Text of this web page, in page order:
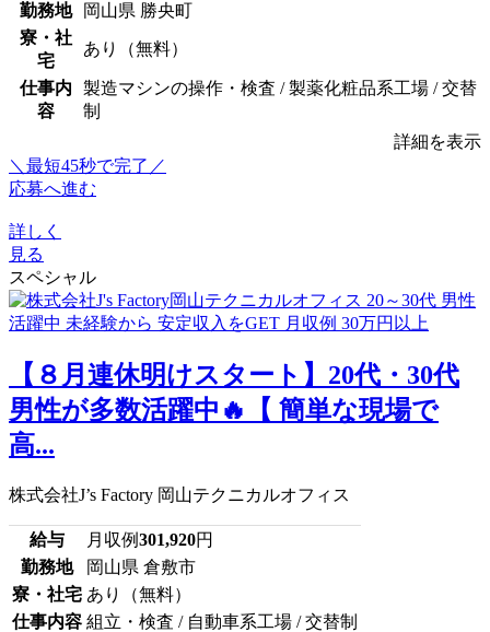
勤務地
岡山県 勝央町
寮・社
宅
あり（無料）
仕事内
容
製造マシンの操作・検査 / 製薬化粧品系工場 / 交替
制
詳細を表示
＼最短45秒で完了／
応募へ進む
詳しく
見る
スペシャル
【８月連休明けスタート】20代・30代
男性が多数活躍中🔥【 簡単な現場で
高...
株式会社J’s Factory 岡山テクニカルオフィス
給与 月収例301,920円
勤務地
岡山県 倉敷市
寮・社宅 あり（無料）
仕事内容 組立・検査 / 自動車系工場 / 交替制